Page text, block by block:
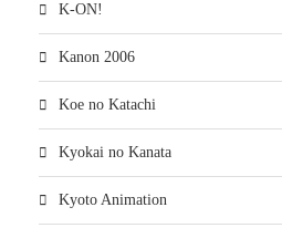
K-ON!
Kanon 2006
Koe no Katachi
Kyokai no Kanata
Kyoto Animation